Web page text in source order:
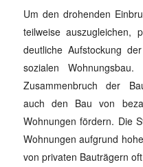
Um den drohenden
teilweise auszugleichen,
deutliche Aufstockung
sozialen
Zusammenbruch der
auch den Bau von
Wohnungen fördern. Die
Wohnungen aufgrund
von privaten Bauträgern